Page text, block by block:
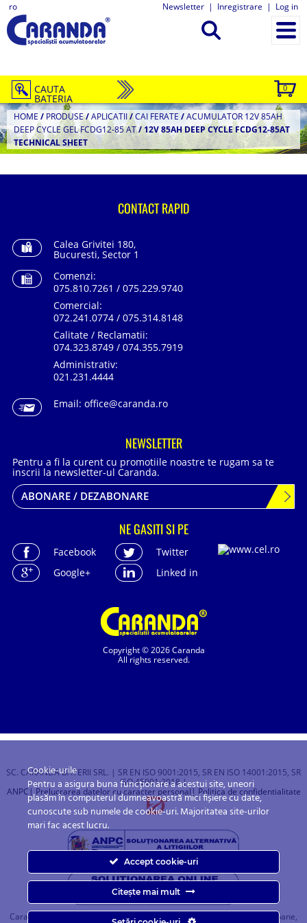
ro Newsletter | Inregistrare | Log in
0
CAUTA
BATERIA
HOME / PRODUSE/APLICATII/CAI FERATE /ACUMULATOR 12V 85AH
DEEP CYCLE GEL FCDG12-85 AT/12V 85AH DEEP CYCLE FCDG12-85AT
TECHNICAL SHEET
Copyright © 2026 Caranda
All rights reserved.
CONTACT RAPID
Calea Grivitei 180,
Bucuresti, Sector 1
Comenzi:
075.810.7261 / 075.229.9740
Comercial:
072.241.0774 / 075.314.8148
Calitate / Reclamatii:
074.323.8749 / 074.355.7919
Administrativ:
021.231.4444
Email: office@caranda.ro
NEWSLETTER
Pentru a fi la curent cu promotiile noastre te rugam sa te
inscrii la newsletter-ul Caranda.
ABONARE / DEZABONARE
NE GASITI SI PE
Facebook
Twitter
Google+
Linked in
SC. CARANDA BATERII SRL. | SR EN ISO 9001:2015, SR EN ISO 14001:2015, SR
ISO 45001:2018 |
ANPC | Prelucrarea datelor cu caracter personal| Politica de confidentialitate
Caranda.ro este un magazin online cu baterii pentru automobile, camioane,
Cookie-urile
Pentru a asigura buna funcționare a acestui site, uneori
plasăm în computerul dumneavoastră mici fișiere cu date,
cunoscute sub numele de cookie-uri. Majoritatea site-urilor
mari fac acest lucru.
Accept cookie-uri
Citește mai mult